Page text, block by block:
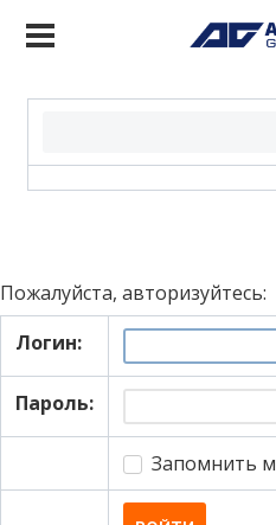
Пожалуйста, авторизуйтесь:
Логин:
Пароль:
Запомнить